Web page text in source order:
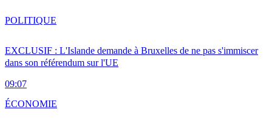
EXCLUSIF : L'Islande demande à Bruxelles de ne pas s'immiscer
dans son référendum sur l'UE
09:07
POLITIQUE
ÉCONOMIE